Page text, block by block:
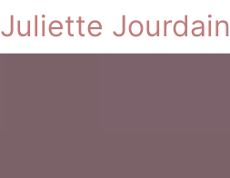
Juliette Jourdain